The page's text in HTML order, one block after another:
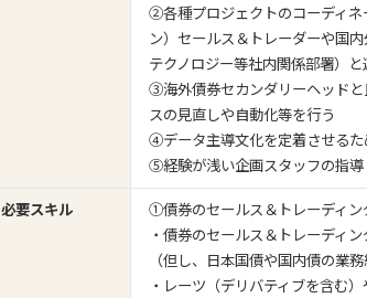
②各種プロジェクトのコーディ
ン）セールス＆トレーダーや国
テクノロジー等社内関係部署）
③海外債券セカンダリーヘッド
スの見直しや自動化等を行う
④データ主導文化を定着させる
⑤経験が浅い企画スタッフの指導
必要スキル
①債券のセールス＆トレーディ
・債券のセールス＆トレーディ
（但し、日本国債や国内債の業務
・レーツ（デリバティブを含む